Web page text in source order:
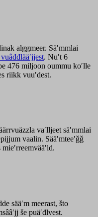
alggmeer. Säʹmmlai
. Nuʹt 6
476 miljoon oummu koʹlle
riikk vuuʹdest.
vaʹlljeet säʹmmlai
vaalin. Sääʹmteeʹǧǧ
sääʹm meerast, što
še puäʹđlvest.